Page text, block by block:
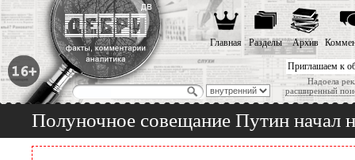
Приглашаем к
Надоела
расширенный
Главная Разделы Архив
Полуночное совещание Путин начал